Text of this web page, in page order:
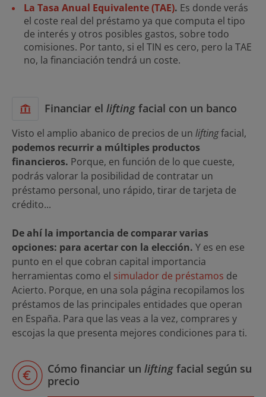
La Tasa Anual Equivalente (TAE). Es donde verás
el coste real del préstamo ya que computa el tipo
de interés y otros posibles gastos, sobre todo
comisiones. Por tanto, si el TIN es cero, pero la TAE
no, la financiación tendrá un coste.
Financiar el lifting facial con un banco
Visto el amplio abanico de precios de un liftingfacial,
podemos recurrir a múltiples productos
financieros. Porque, en función de lo que cueste,
podrás valorar la posibilidad de contratar un
préstamo personal, uno rápido, tirar de tarjeta de
crédito...
De ahí la importancia de comparar varias
opciones: para acertar con la elección. Y es en ese
punto en el que cobran capital importancia
herramientas como el simulador de préstamos de
Acierto. Porque, en una sola página recopilamos los
préstamos de las principales entidades que operan
en España. Para que las veas a la vez, comprares y
escojas la que presenta mejores condiciones para ti.
Cómo financiar un lifting facial según su
precio